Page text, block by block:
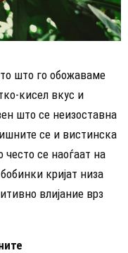
што го обожаваме
кисел вкус и
што се неизоставна
се и вистинска
се наоѓаат на
кријат низа
влијание врз